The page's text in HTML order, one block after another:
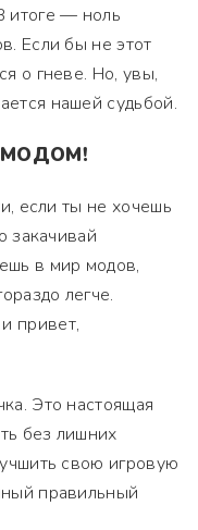
итоге — ноль
Если бы не этот
о гневе. Но, увы,
нашей судьбой.
МОДОМ!
если ты не хочешь
закачивай
в мир модов,
легче.
привет,
Это настоящая
без лишних
свою игровую
правильный